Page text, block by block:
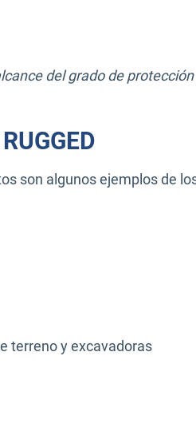
del grado de protección
son algunos ejemplos de
terreno y excavadoras